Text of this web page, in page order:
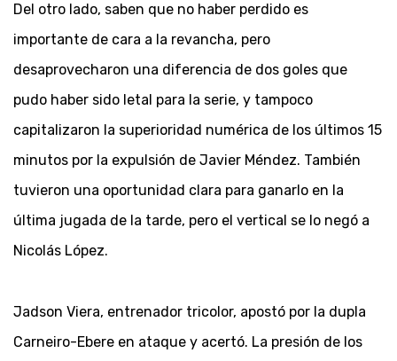
Del otro lado, saben que no haber perdido es
importante de cara a la revancha, pero
desaprovecharon una diferencia de dos goles que
pudo haber sido letal para la serie, y tampoco
capitalizaron la superioridad numérica de los últimos 15
minutos por la expulsión de Javier Méndez. También
tuvieron una oportunidad clara para ganarlo en la
última jugada de la tarde, pero el vertical se lo negó a
Nicolás López.
Jadson Viera, entrenador tricolor, apostó por la dupla
Carneiro-Ebere en ataque y acertó. La presión de los